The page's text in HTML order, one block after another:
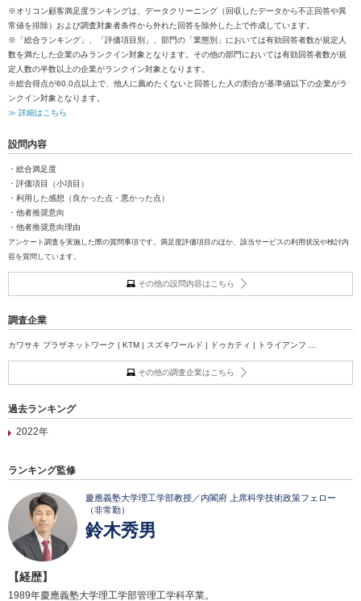
※オリコン顧客満足度ランキングは、データクリーニング（回収したデータから不正回答や異
常値を排除）および調査対象者条件から外れた回答を除外した上で作成しています。
※「総合ランキング」、「評価項目別」、部門の「業態別」においては有効回答者数が規定人
数を満たした企業のみランクイン対象となります。その他の部門においては有効回答者数が規
定人数の半数以上の企業がランクイン対象となります。
※総合得点が60.0点以上で、他人に薦めたくないと回答した人の割合が基準値以下の企業がラ
ンクイン対象となります。
≫ 詳細はこちら
設問内容
・総合満足度
・評価項目（小項目）
・利用した感想（良かった点・悪かった点）
・他者推奨意向
・他者推奨意向理由
アンケート調査を実施した際の質問事項です。満足度評価項目のほか、該当サービスの利用状況や検討内
容を質問しています。
その他の設問内容はこちら
調査企業
カワサキ プラザネットワーク | KTM | スズキワールド | ドゥカティ | トライアンフ ...
その他の調査企業はこちら
過去ランキング
2022年
ランキング監修
慶應義塾大学理工学部教授／内閣府 上席科学技術政策フェロー
（非常勤）
鈴木秀男
【経歴】
1989年慶應義塾大学理工学部管理工学科卒業。